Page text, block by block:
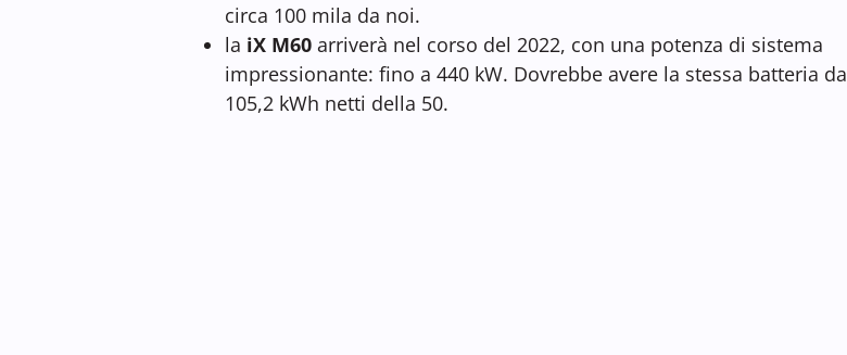
circa 100 mila da noi.
la iX M60 arriverà nel corso del 2022, con una potenza di sistema
impressionante: fino a 440 kW. Dovrebbe avere la stessa batteria da
105,2 kWh netti della 50.